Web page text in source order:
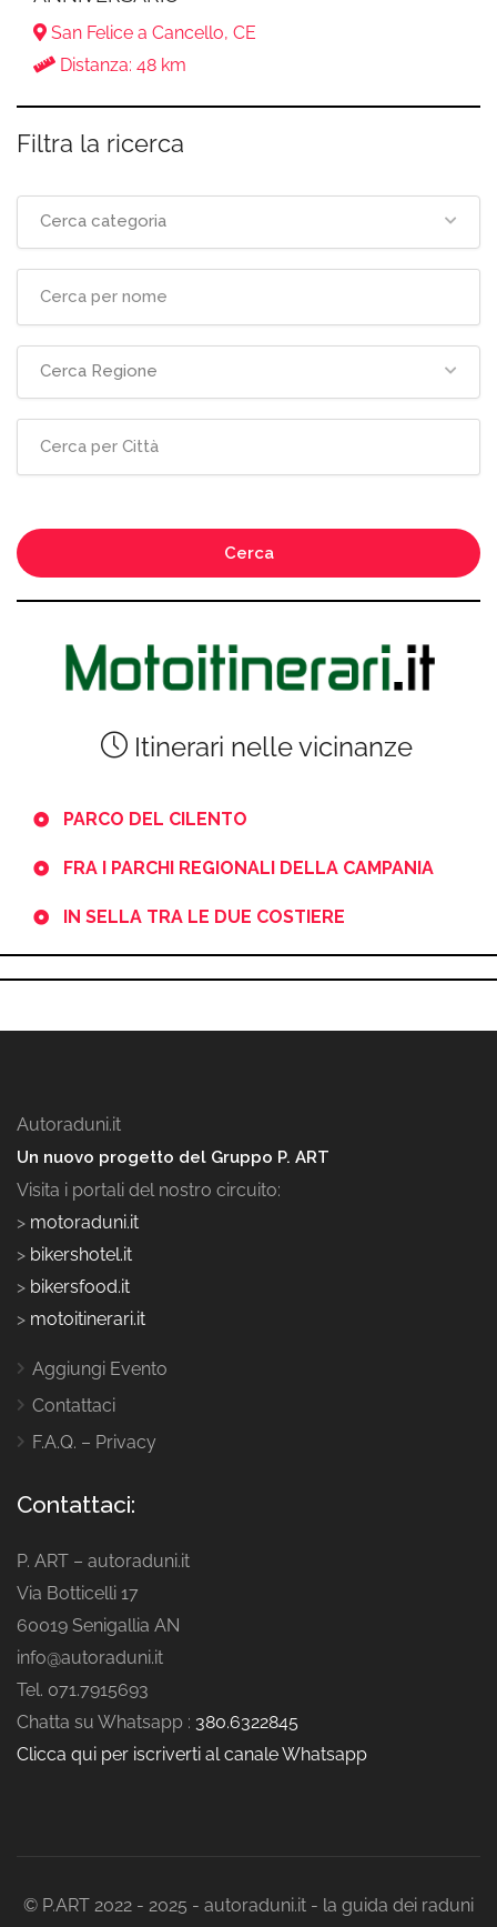
San Felice a Cancello, CE
Distanza: 48 km
Filtra la ricerca
Cerca categoria
Cerca Regione
Cerca
Itinerari nelle vicinanze
PARCO DEL CILENTO
FRA I PARCHI REGIONALI DELLA CAMPANIA
IN SELLA TRA LE DUE COSTIERE
Autoraduni.it
Un nuovo progetto del Gruppo P. ART
Visita i portali del nostro circuito:
> motoraduni.it
> bikershotel.it
> bikersfood.it
> motoitinerari.it
Aggiungi Evento
Contattaci
F.A.Q. – Privacy
Contattaci:
P. ART – autoraduni.it
Via Botticelli 17
60019 Senigallia AN
info@autoraduni.it
Tel. 071.7915693
Chatta su Whatsapp : 380.6322845
Clicca qui per iscriverti al canale Whatsapp
© P.ART 2022 - 2025 - autoraduni.it - la guida dei raduni